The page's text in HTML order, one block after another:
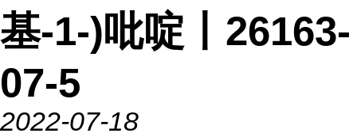
基-1-)吡啶丨26163-
07-5
2022-07-18